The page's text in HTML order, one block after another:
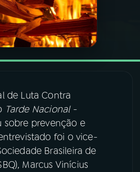
Facebook
de Luta Contra
Tarde Nacional -
prevenção e
foi o vice-
Brasileira de
Marcus Vinícius